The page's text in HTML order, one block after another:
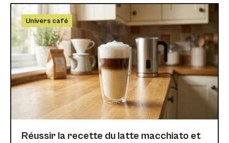
Univers café
Réussir la recette du latte macchiato et